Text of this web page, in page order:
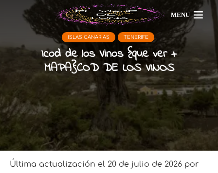
MENU
ISLAS CANARIAS TENERIFE
Icod de los Vinos {que ver +
MAPA}COD DE LOS VINOS
Última actualización el 20 de julio de 2026 por